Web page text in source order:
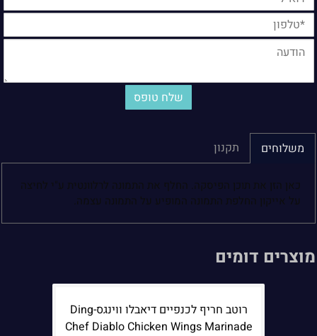
משלוחים תקנון
כאן הזן את תוכן הפיסקה. החלף את התמונה לרלוונטית ע"י לחיצה
על אייקון החלפת התמונה המופיע על התמונה עצמה.
מוצרים דומים
רוטב חריף לכנפיים דיאבלו ווינגס-Ding
Chef Diablo Chicken Wings Marinade